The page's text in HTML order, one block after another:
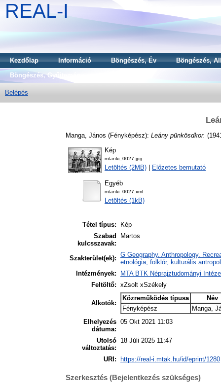
REAL-I
Kezdőlap Információ Böngészés, Év
Böngészés,
Böngészés, Gyűjtemény
Belépés
Manga, János (Fényképész): Leány pünkösdkor.
Kép
mtanki_0027.jpg
Letöltés (2MB) Előzetes bemutató
Egyéb
mtanki_0027.xml
Letöltés (1kB)
Tétel típus:
Kép
Szabad
kulcsszavak:
Martos
Szakterület(ek): G Geography. Anthropology.
etnológia, folklór, kulturális
Intézmények:
MTA BTK Néprajztudományi
Feltöltő: xZsolt xSzékely
Alkotók:
Közreműködés típusa
Név
Fényképész
Manga,
Elhelyezés
dátuma:
05 Okt 2021 11:03
Utolsó
változtatás:
18 Júli 2025 11:47
URI: https://real-i.mtak.hu/id/eprint/1280
Szerkesztés (Bejelentkezés szükséges)